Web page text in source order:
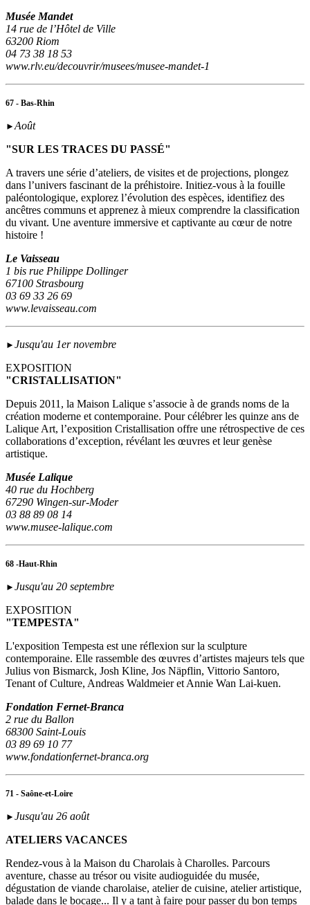
Musée Mandet
14 rue de l’Hôtel de Ville
63200 Riom
04 73 38 18 53
www.rlv.eu/decouvrir/musees/musee-mandet-1
67 - Bas-Rhin
►Août
"SUR LES TRACES DU PASSÉ"
A travers une série d’ateliers, de visites et de projections, plongez
dans l’univers fascinant de la préhistoire. Initiez-vous à la fouille
paléontologique, explorez l’évolution des espèces, identifiez des
ancêtres communs et apprenez à mieux comprendre la classification
du vivant. Une aventure immersive et captivante au cœur de notre
histoire !
Le Vaisseau
1 bis rue Philippe Dollinger
67100 Strasbourg
03 69 33 26 69
www.levaisseau.com
► Jusqu'au 1er novembre
EXPOSITION
"CRISTALLISATION"
Depuis 2011, la Maison Lalique s’associe à de grands noms de la
création moderne et contemporaine. Pour célébrer les quinze ans de
Lalique Art, l’exposition Cristallisation offre une rétrospective de ces
collaborations d’exception, révélant les œuvres et leur genèse
artistique.
Musée Lalique
40 rue du Hochberg
67290 Wingen-sur-Moder
03 88 89 08 14
www.musee-lalique.com
68 -Haut-Rhin
► Jusqu'au 20 septembre
EXPOSITION
"TEMPESTA"
L'exposition Tempesta est une réflexion sur la sculpture
contemporaine. Elle rassemble des œuvres d’artistes majeurs tels que
Julius von Bismarck, Josh Kline, Jos Näpflin, Vittorio Santoro,
Tenant of Culture, Andreas Waldmeier et Annie Wan Lai-kuen.
Fondation Fernet-Branca
2 rue du Ballon
68300 Saint-Louis
03 89 69 10 77
www.fondationfernet-branca.org
71 - Saône-et-Loire
► Jusqu'au 26 août
ATELIERS VACANCES
Rendez-vous à la Maison du Charolais à Charolles. Parcours
aventure, chasse au trésor ou visite audioguidée du musée,
dégustation de viande charolaise, atelier de cuisine, atelier artistique,
balade dans le bocage... Il y a tant à faire pour passer du bon temps